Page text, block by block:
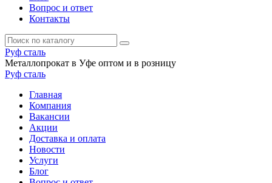
Вопрос и ответ
Контакты
Руф сталь
Металлопрокат в Уфе оптом и в розницу
Руф сталь
Главная
Компания
Вакансии
Акции
Доставка и оплата
Новости
Услуги
Блог